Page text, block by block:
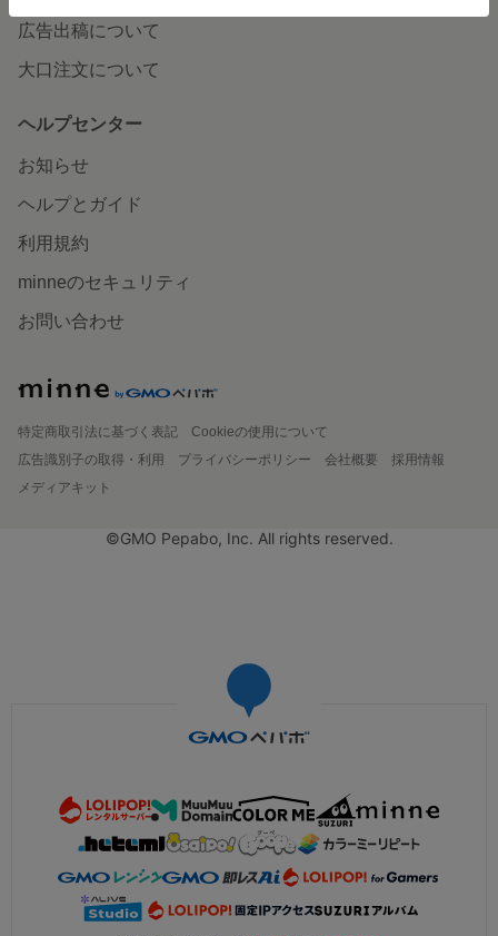
広告出稿について
大口注文について
ヘルプセンター
お知らせ
ヘルプとガイド
利用規約
minneのセキュリティ
お問い合わせ
特定商取引法に基づく表記
Cookieの使用について
広告識別子の取得・利用
プライバシーポリシー 会社概要
採用情報
メディアキット
©GMO Pepabo, Inc. All rights reserved.